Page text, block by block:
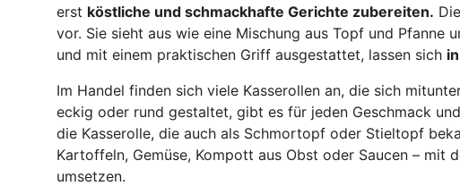
erst köstliche und schmackhafte Gerichte zubereiten.
vor. Sie sieht aus wie eine Mischung aus Topf und Pfanne
und mit einem praktischen Griff ausgestattet, lassen sich
Im Handel finden sich viele Kasserollen an, die sich
eckig oder rund gestaltet, gibt es für jeden Geschmack
die Kasserolle, die auch als Schmortopf oder Stieltopf
Kartoffeln, Gemüse, Kompott aus Obst oder Saucen – mit
umsetzen.